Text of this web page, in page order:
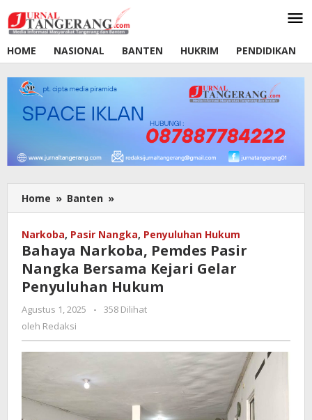
ke
konten
HOME
NASIONAL BANTEN HUKRIM PENDIDIKAN
Home » Banten »
Narkoba,
Pasir
Nangka
Bersama
Kejari
Penyuluhan
Narkoba, Pasir Nangka, Penyuluhan Hukum
Bahaya Narkoba, Pemdes Pasir
Nangka Bersama Kejari Gelar
Penyuluhan Hukum
Agustus 1, 2025
oleh
-
358 Dilihat
oleh Redaksi